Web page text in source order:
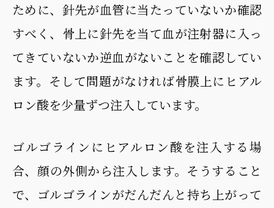
ために、針先が血管に当たっていないか確認
すべく、骨上に針先を当て血が注射器に入っ
てきていないか逆血がないことを確認してい
ます。そして問題がなければ骨膜上にヒアル
ロン酸を少量ずつ注入しています。
ゴルゴラインにヒアルロン酸を注入する場
合、顔の外側から注入します。そうすること
で、ゴルゴラインがだんだんと持ち上がって